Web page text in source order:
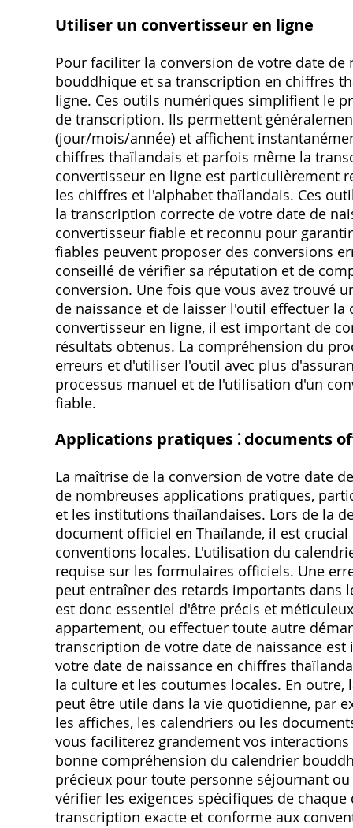
Utiliser un convertisseur en ligne
Pour faciliter la conversion de votre date
bouddhique et sa transcription en chiffres
ligne. Ces outils numériques simplifient le
de transcription. Ils permettent
(jour/mois/année) et affichent
chiffres thaïlandais et parfois même la
convertisseur en ligne est particulièrement
les chiffres et l'alphabet thaïlandais. Ces
la transcription correcte de votre date de
convertisseur fiable et reconnu pour
fiables peuvent proposer des conversions
conseillé de vérifier sa réputation et de
conversion. Une fois que vous avez trouvé
de naissance et de laisser l'outil effectuer
convertisseur en ligne, il est important de
résultats obtenus. La compréhension du
erreurs et d'utiliser l'outil avec plus
processus manuel et de l'utilisation d'un
fiable.
Applications pratiques ⁚ documents
La maîtrise de la conversion de votre date
de nombreuses applications pratiques,
et les institutions thaïlandaises. Lors de la
document officiel en Thaïlande, il est
conventions locales. L'utilisation du
requise sur les formulaires officiels. Une
peut entraîner des retards importants dans
est donc essentiel d'être précis et
appartement, ou effectuer toute autre
transcription de votre date de naissance
votre date de naissance en chiffres
la culture et les coutumes locales. En
peut être utile dans la vie quotidienne, par
les affiches, les calendriers ou les
vous faciliterez grandement vos
bonne compréhension du calendrier
précieux pour toute personne séjournant
vérifier les exigences spécifiques de
transcription exacte et conforme aux